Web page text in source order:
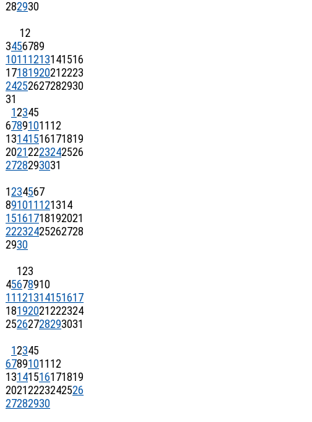
282930
12
3456789
10111213141516
17181920212223
24252627282930
31
12345
6789101112
13141516171819
20212223242526
2728293031
1234567
891011121314
15161718192021
22232425262728
2930
123
45678910
11121314151617
18192021222324
25262728293031
12345
6789101112
13141516171819
20212223242526
27282930